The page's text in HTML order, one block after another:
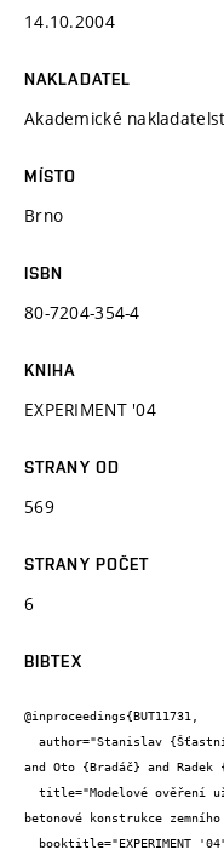
14.10.2004
NAKLADATEL
Akademické
MÍSTO
Brno
ISBN
80-7204-354-4
KNIHA
EXPERIMENT '04
STRANY OD
569
STRANY POČET
6
BIBTEX
@inproceedings{BUT11731,
and Oto {Bradáč} and Radek
betonové konstrukce